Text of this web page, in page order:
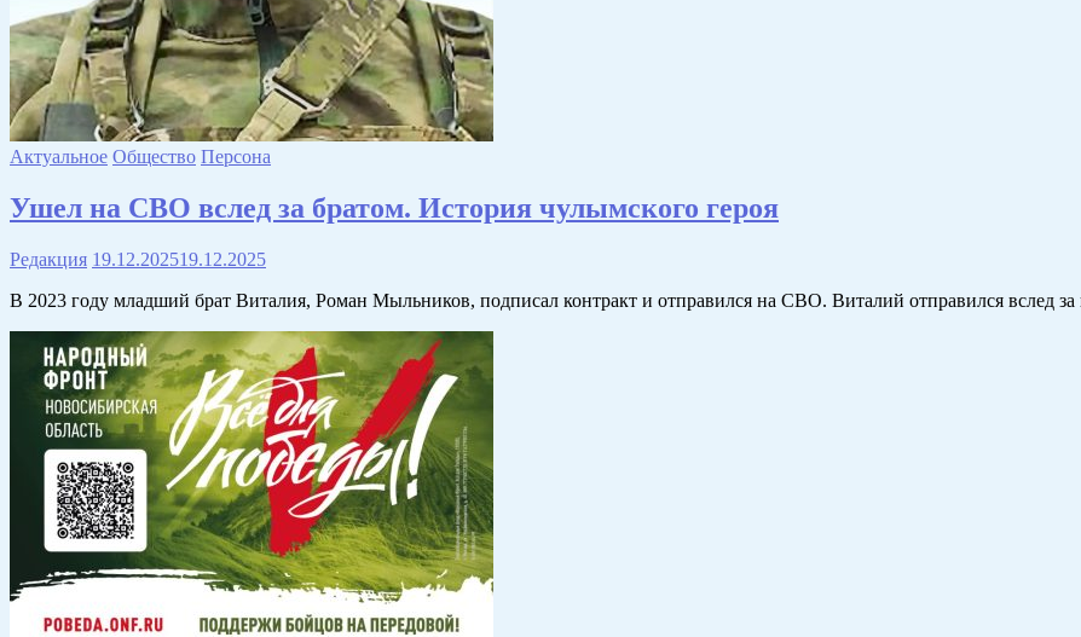
Актуальное Общество Персона
Ушел на СВО вслед за братом. История чулымского героя
Редакция 19.12.202519.12.2025
В 2023 году младший брат Виталия, Роман Мыльников, подписал контракт и отправился на СВО. Виталий отправился вслед